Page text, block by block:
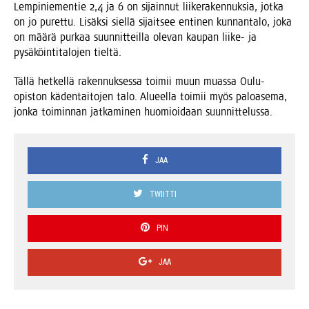
Lem­pi­nie­men­tie 2,4 ja 6 on sijain­nut lii­ke­ra­ken­nuk­sia, jot­ka
on jo puret­tu. Lisäk­si siel­lä sijait­see enti­nen kun­nan­ta­lo, joka
on mää­rä pur­kaa suun­nit­teil­la ole­van kau­pan lii­ke- ja
pysä­köin­ti­ta­lo­jen tieltä.
Täl­lä het­kel­lä raken­nuk­ses­sa toi­mii muun muas­sa Oulu-
opis­ton käden­tai­to­jen talo. Alu­eel­la toi­mii myös paloa­se­ma,
jon­ka toi­min­nan jat­ka­mi­nen huo­mioi­daan suunnittelussa.
JAA
TWIITTI
PIN
JAA